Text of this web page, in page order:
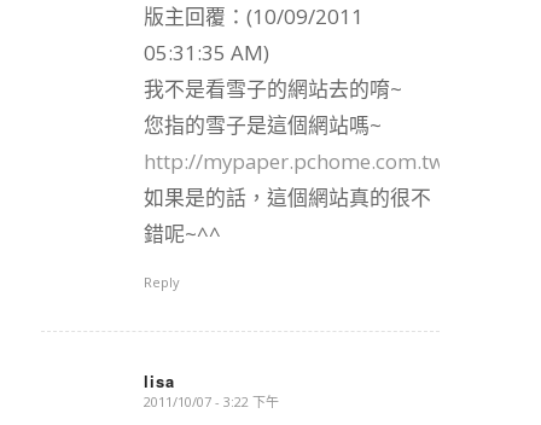
版主回覆：(10/09/2011
05:31:35 AM)
我不是看雪子的網站去的唷~
您指的雪子是這個網站嗎~
http://mypaper.pchome.com.tw/
如果是的話，這個網站真的很不
錯呢~^^
Reply
lisa
says:
2011/10/07 - 3:22 下午